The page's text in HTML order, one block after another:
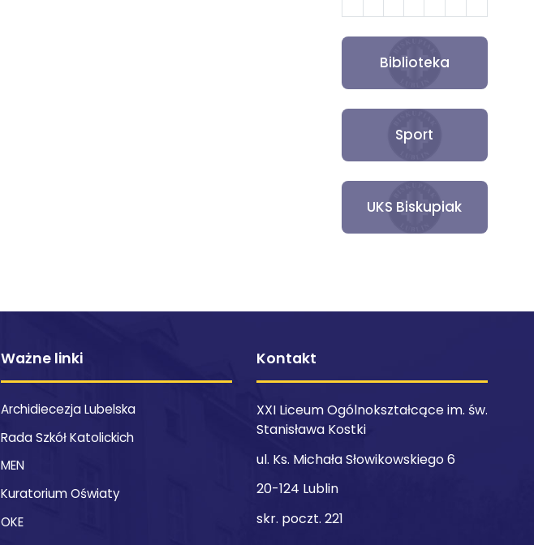
Biblioteka
Sport
UKS Biskupiak
Ważne linki
Archidiecezja Lubelska
Rada Szkół Katolickich
MEN
Kuratorium Oświaty
OKE
Kontakt
XXI Liceum Ogólnokształcące im. św.
Stanisława Kostki
ul. Ks. Michała Słowikowskiego 6
20-124 Lublin
skr. poczt. 221